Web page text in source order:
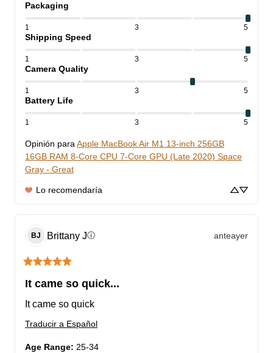
Packaging
1 3 5
Shipping Speed
1 3 5
Camera Quality
1 3 5
Battery Life
1 3 5
Opinión para Apple MacBook Air M1 13-inch 256GB
16GB RAM 8-Core CPU 7-Core GPU (Late 2020) Space
Gray - Great
Lo recomendaría
BJ Brittany Jⓘ anteayer
It came so quick...
It came so quick
Traducir a Español
Age Range: 25-34